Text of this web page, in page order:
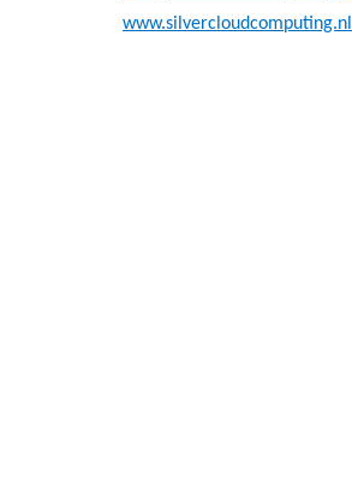
www.silvercloudcomputing.nl